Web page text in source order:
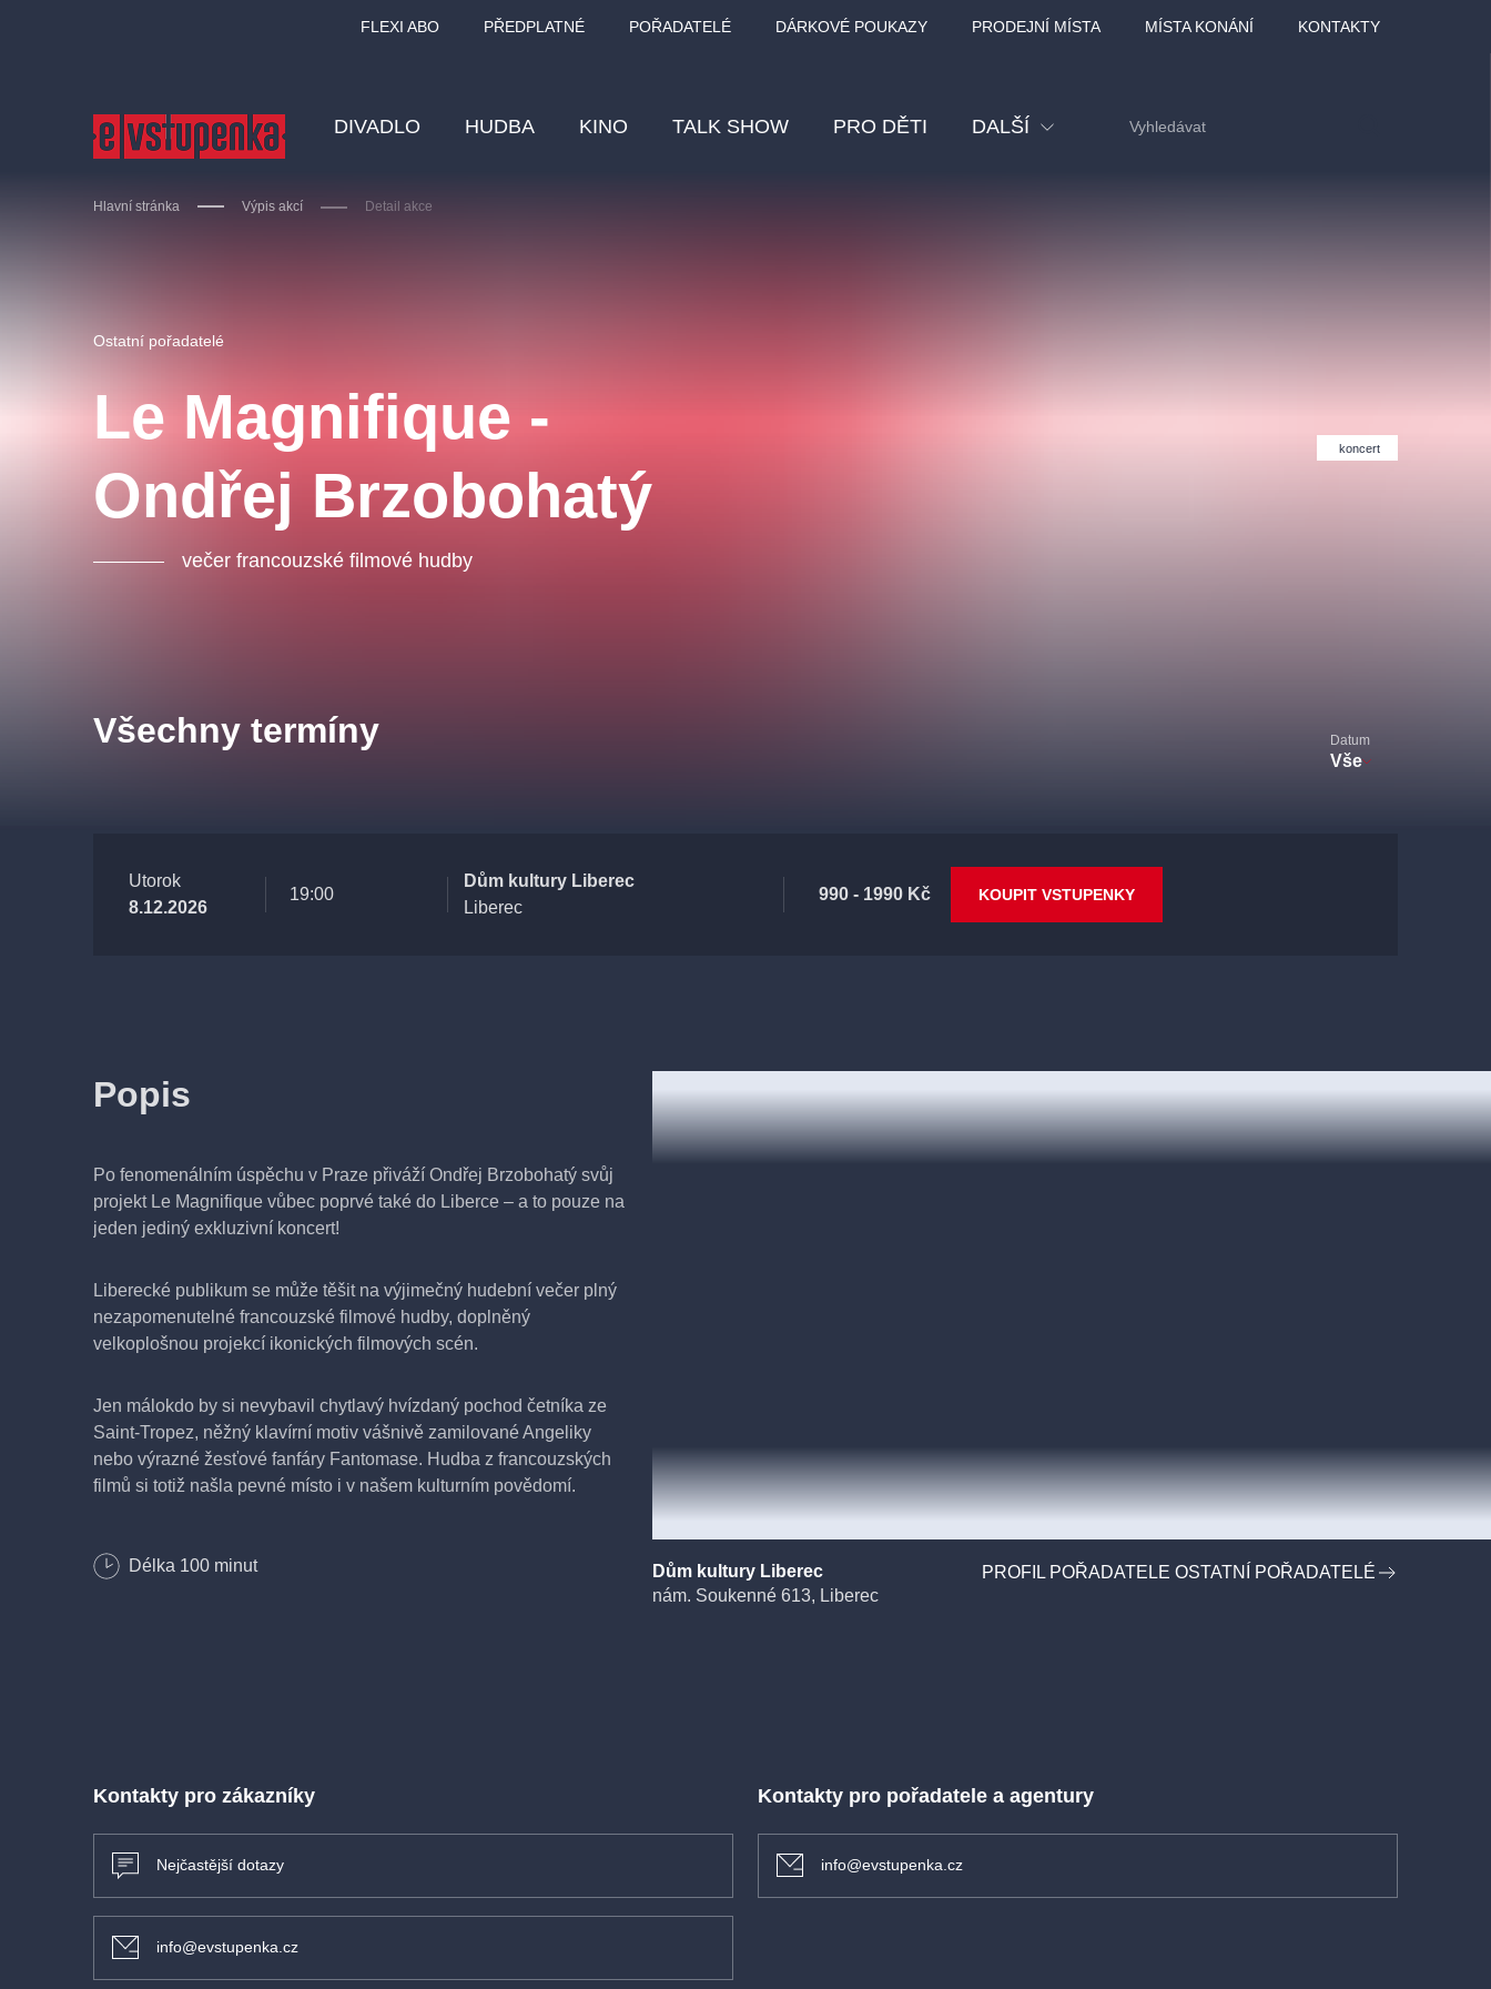
FLEXI ABO PŘEDPLATNÉ POŘADATELÉ DÁRKOVÉ POUKAZY PRODEJNÍ MÍSTA MÍSTA KONÁNÍ KONTAKTY
DIVADLO HUDBA KINO TALK SHOW PRO DĚTI DALŠÍ
Hlavní stránka Výpis akcí Detail akce
Ostatní pořadatelé
Le Magnifique -
Ondřej Brzobohatý
večer francouzské filmové hudby
koncert
Všechny termíny Datum
Vše
Utorok
8.12.2026
19:00
Dům kultury Liberec
Liberec
990 - 1990 Kč KOUPIT VSTUPENKY
Popis
Po fenomenálním úspěchu v Praze přiváží Ondřej Brzobohatý svůj
projekt Le Magnifique vůbec poprvé také do Liberce – a to pouze na
jeden jediný exkluzivní koncert!
Liberecké publikum se může těšit na výjimečný hudební večer plný
nezapomenutelné francouzské filmové hudby, doplněný
velkoplošnou projekcí ikonických filmových scén.
Jen málokdo by si nevybavil chytlavý hvízdaný pochod četníka ze
Saint-Tropez, něžný klavírní motiv vášnivě zamilované Angeliky
nebo výrazné žesťové fanfáry Fantomase. Hudba z francouzských
filmů si totiž našla pevné místo i v našem kulturním povědomí.
Ondřeje Brzobohatého jedinečné představení, které prostřednictvím
Délka 100 minut
Dům kultury Liberec
nám. Soukenné 613, Liberec
PROFIL POŘADATELE OSTATNÍ POŘADATELÉ
Kontakty pro zákazníky
Nejčastější dotazy
info@evstupenka.cz
Kontakty pro pořadatele a agentury
info@evstupenka.cz
divadlo premiéra klasickáhudba